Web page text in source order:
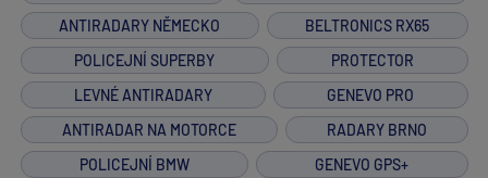
ANTIRADARY NĚMECKO
BELTRONICS RX65
POLICEJNÍ SUPERBY
PROTECTOR
LEVNÉ ANTIRADARY
GENEVO PRO
ANTIRADAR NA MOTORCE
RADARY BRNO
POLICEJNÍ BMW
GENEVO GPS+